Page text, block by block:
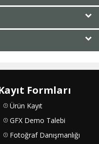
Formları
Ürün Kayıt
GFX Demo Talebi
Fotoğraf Danışmanlığı